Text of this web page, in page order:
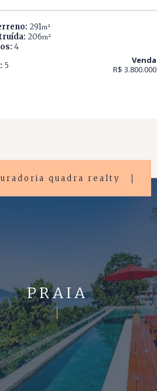
291m²
206m²
4
5
Venda
R$ 3.800.000
quadra realty
PRAIA